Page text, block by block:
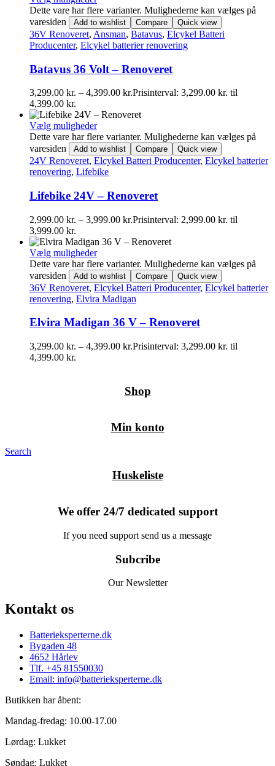
Dette vare har flere varianter. Mulighederne kan vælges på
varesiden
Add to wishlist Compare Quick view
36V Renoveret, Ansman, Batavus, Elcykel Batteri
Producenter, Elcykel batterier renovering
Batavus 36 Volt – Renoveret
3,299.00 kr. – 4,399.00 kr.Prisinterval: 3,299.00 kr. til
4,399.00 kr.
Vælg muligheder
Dette vare har flere varianter. Mulighederne kan vælges på
varesiden
Add to wishlist Compare Quick view
24V Renoveret, Elcykel Batteri Producenter, Elcykel batterier
renovering, Lifebike
Lifebike 24V – Renoveret
2,999.00 kr. – 3,999.00 kr.Prisinterval: 2,999.00 kr. til
3,999.00 kr.
Vælg muligheder
Dette vare har flere varianter. Mulighederne kan vælges på
varesiden
Add to wishlist Compare Quick view
36V Renoveret, Elcykel Batteri Producenter, Elcykel batterier
renovering, Elvira Madigan
Elvira Madigan 36 V – Renoveret
3,299.00 kr. – 4,399.00 kr.Prisinterval: 3,299.00 kr. til
4,399.00 kr.
Shop
Min konto
Search
Huskeliste
We offer 24/7 dedicated support
If you need support send us a message
Subcribe
Our Newsletter
Kontakt os
Batterieksperterne.dk
Bygaden 48
4652 Hårlev
Tlf. +45 81550030
Email: info@batterieksperterne.dk
Butikken har åbent:
Mandag-fredag: 10.00-17.00
Lørdag: Lukket
Søndag: Lukket